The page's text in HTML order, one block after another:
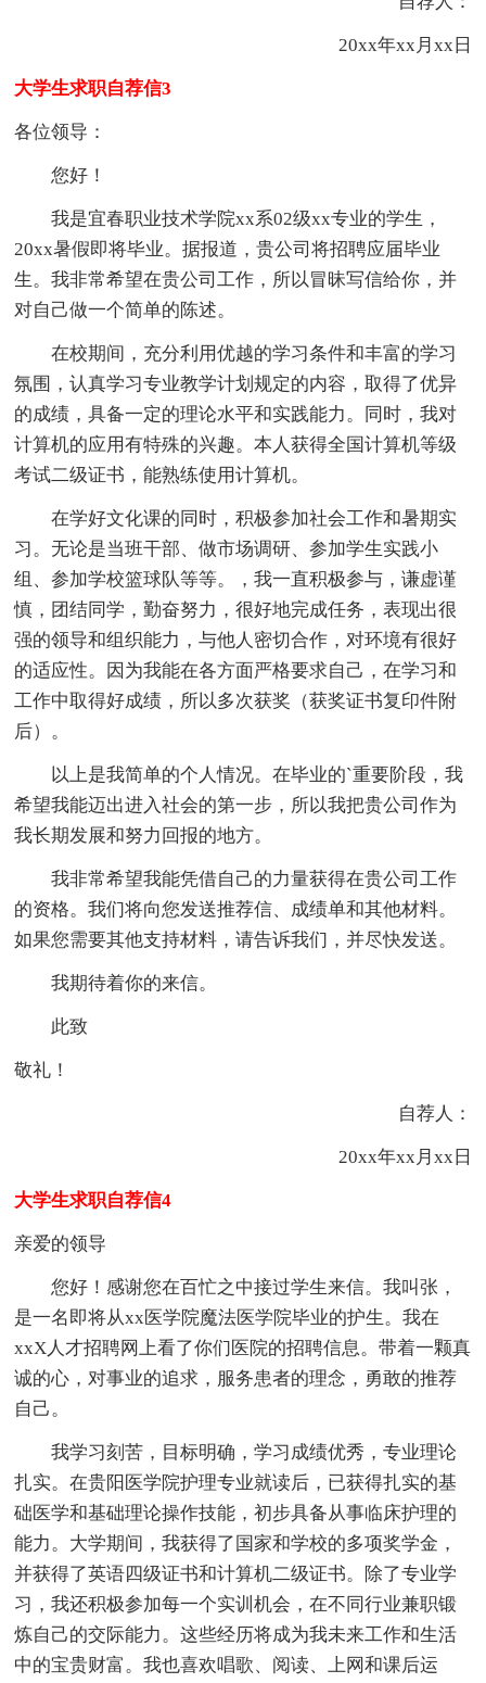
20xx年xx月xx日
大学生求职自荐信3
各位领导：
您好！
我是宜春职业技术学院xx系02级xx专业的学生，
20xx暑假即将毕业。据报道，贵公司将招聘应届毕业
生。我非常希望在贵公司工作，所以冒昧写信给你，并
对自己做一个简单的陈述。
在校期间，充分利用优越的学习条件和丰富的学习
氛围，认真学习专业教学计划规定的内容，取得了优异
的成绩，具备一定的理论水平和实践能力。同时，我对
计算机的应用有特殊的兴趣。本人获得全国计算机等级
考试二级证书，能熟练使用计算机。
在学好文化课的同时，积极参加社会工作和暑期实
习。无论是当班干部、做市场调研、参加学生实践小
组、参加学校篮球队等等。，我一直积极参与，谦虚谨
慎，团结同学，勤奋努力，很好地完成任务，表现出很
强的领导和组织能力，与他人密切合作，对环境有很好
的适应性。因为我能在各方面严格要求自己，在学习和
工作中取得好成绩，所以多次获奖（获奖证书复印件附
后）。
以上是我简单的个人情况。在毕业的`重要阶段，我
希望我能迈出进入社会的第一步，所以我把贵公司作为
我长期发展和努力回报的地方。
我非常希望我能凭借自己的力量获得在贵公司工作
的资格。我们将向您发送推荐信、成绩单和其他材料。
如果您需要其他支持材料，请告诉我们，并尽快发送。
我期待着你的来信。
此致
敬礼！
自荐人：
20xx年xx月xx日
大学生求职自荐信4
亲爱的领导
您好！感谢您在百忙之中接过学生来信。我叫张，
是一名即将从xx医学院魔法医学院毕业的护生。我在
xxX人才招聘网上看了你们医院的招聘信息。带着一颗真
诚的心，对事业的追求，服务患者的理念，勇敢的推荐
自己。
我学习刻苦，目标明确，学习成绩优秀，专业理论
扎实。在贵阳医学院护理专业就读后，已获得扎实的基
础医学和基础理论操作技能，初步具备从事临床护理的
能力。大学期间，我获得了国家和学校的多项奖学金，
并获得了英语四级证书和计算机二级证书。除了专业学
习，我还积极参加每一个实训机会，在不同行业兼职锻
炼自己的交际能力。这些经历将成为我未来工作和生活
中的宝贵财富。我也喜欢唱歌、阅读、上网和课后运